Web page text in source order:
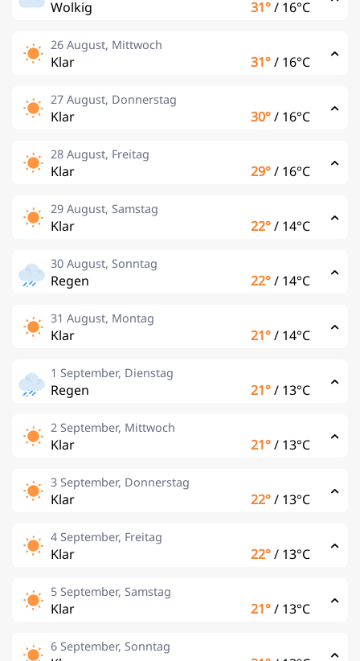
Wolkig 31°/ 16°C
26 August, Mittwoch
Klar 31°/ 16°C
27 August, Donnerstag
Klar 30°/ 16°C
28 August, Freitag
Klar 29°/ 16°C
29 August, Samstag
Klar 22°/ 14°C
30 August, Sonntag
Regen 22°/ 14°C
31 August, Montag
Klar 21°/ 14°C
1 September, Dienstag
Regen 21°/ 13°C
2 September, Mittwoch
Klar 21°/ 13°C
3 September, Donnerstag
Klar 22°/ 13°C
4 September, Freitag
Klar 22°/ 13°C
5 September, Samstag
Klar 21°/ 13°C
6 September, Sonntag